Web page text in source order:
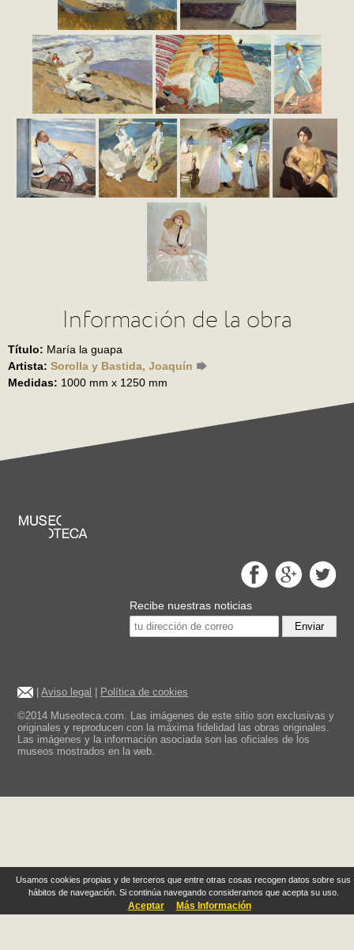
Usamos cookies propias y de terceros que entre otras cosas recogen datos sobre sus
hábitos de navegación. Si continúa navegando consideramos que acepta su uso.
Aceptar Más Información
Información de la obra
Título: María la guapa
Artista: Sorolla y Bastida, Joaquín
Medidas: 1000 mm x 1250 mm
Recibe nuestras noticias
Enviar
|Aviso legal
Política de cookies
©2014 Museoteca.com. Las imágenes de este sitio son exclusivas y
originales y reproducen con la máxima fidelidad las obras originales.
Las imágenes y la información asociada son las oficiales de los
museos mostrados en la web.